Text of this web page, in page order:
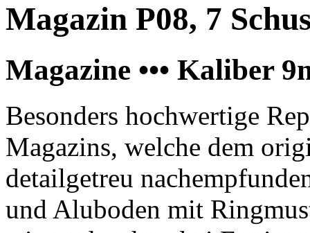
Magazin P08, 7
Magazine ••• Kaliber
Besonders hochwertige
Magazins, welche dem
detailgetreu
und Aluboden mit